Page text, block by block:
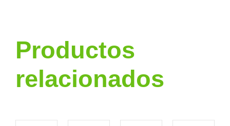
Productos
relacionados